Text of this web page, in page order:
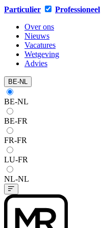
Particulier
Professioneel
Over ons
Nieuws
Vacatures
Wetgeving
Advies
BE-NL
BE-NL
BE-FR
FR-FR
LU-FR
NL-NL